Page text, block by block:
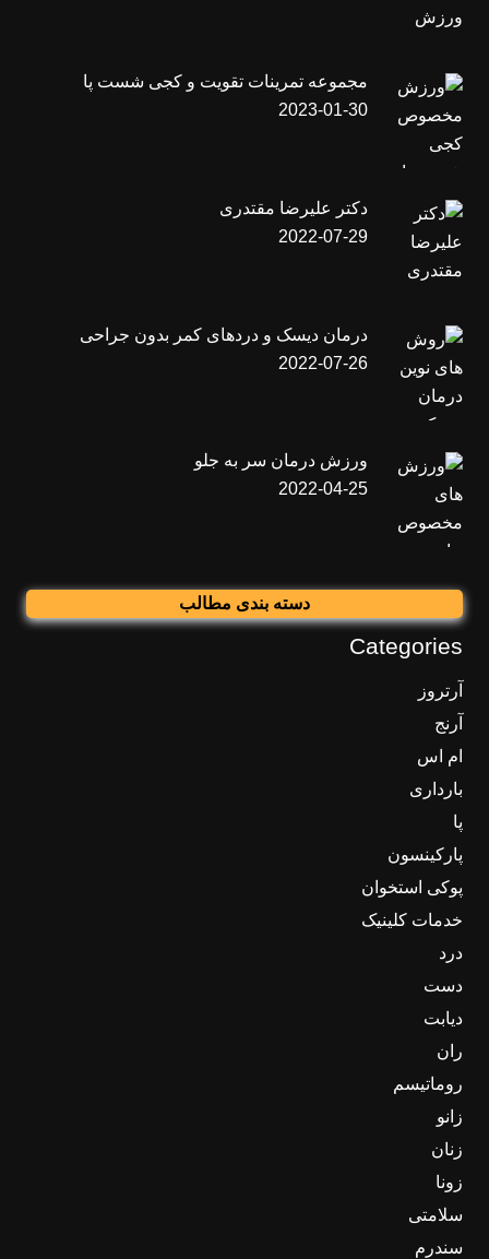
مجموعه تمرینات تقویت و کجی شست پا
2023-01-30
دکتر علیرضا مقتدری
2022-07-29
درمان دیسک و دردهای کمر بدون جراحی
2022-07-26
ورزش درمان سر به جلو
2022-04-25
دسته بندی مطالب
Categories
آرتروز
آرنج
ام اس
بارداری
پا
پارکینسون
پوکی استخوان
خدمات کلینیک
درد
دست
دیابت
ران
روماتیسم
زانو
زنان
زونا
سلامتی
سندرم